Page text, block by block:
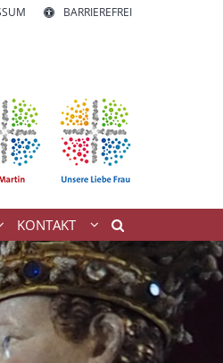
BARRIEREFREI
KONTAKT